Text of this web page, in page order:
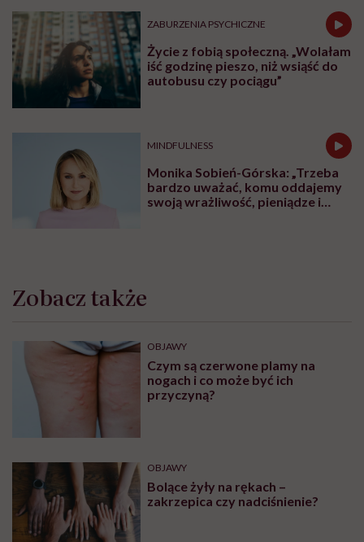
ZABURZENIA PSYCHICZNE
Życie z fobią społeczną. „Wolałam
iść godzinę pieszo, niż wsiąść do
autobusu czy pociągu”
MINDFULNESS
Monika Sobień-Górska: „Trzeba
bardzo uważać, komu oddajemy
swoją wrażliwość, pieniądze i
Zobacz także
OBJAWY
Czym są czerwone plamy na
nogach i co może być ich
przyczyną?
OBJAWY
Bolące żyły na rękach –
zakrzepica czy nadciśnienie?